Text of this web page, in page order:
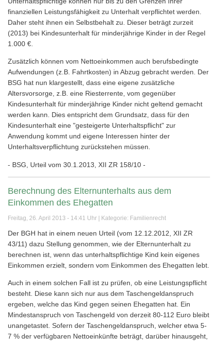
finanziellen Leistungsfähigkeit zu Unterhalt verpflichtet werden.
Daher steht ihnen ein Selbstbehalt zu. Dieser beträgt zurzeit
(2013) bei Kindesunterhalt für minderjährige Kinder in der Regel
1.000 €.
Zusätzlich können vom Nettoeinkommen auch berufsbedingte
Aufwendungen (z.B. Fahrtkosten) in Abzug gebracht werden. Der
BSG hat nun klargestellt, dass eine eigene zusätzliche
Altersvorsorge, z.B. eine Riesterrente, vom gegenüber
Kindesunterhalt für minderjährige Kinder nicht geltend gemacht
werden kann. Dies entspricht dem Grundsatz, dass für den
Kindesunterhalt eine "gesteigerte Unterhaltspflicht" zur
Anwendung kommt und eigene Interessen hinter der
Unterhaltsverpflichtung zurückstehen müssen.
- BSG, Urteil vom 30.1.2013, XII ZR 158/10 -
Berechnung des Elternunterhalts aus dem
Einkommen des Ehegatten
Freitag, 26. April 2013 - 14:41 Uhr | Kategorie: Familienrecht
Der BGH hat in einem neuen Urteil (vom 12.12.2012, XII ZR
43/11) dazu Stellung genommen, wie der Elternunterhalt zu
berechnen ist, wenn das unterhaltspflichtige Kind kein eigenes
Einkommen erzielt, sondern vom Einkommen des Ehegatten lebt.
Auch in einem solchen Fall ist zu prüfen, ob eine Leistungspflicht
besteht. Diese kann sich nur aus dem Taschengeldanspruch
ergeben, welche das Kind gegen seinen Ehegatten hat. Ein
Mindestanspruch von Taschengeld von derzeit 80-112 Euro bleibt
unangetastet. Sofern der Taschengeldanspruch, welcher etwa 5-
7 % der verfügbaren Nettoeinkünfte beträgt, darüber hinausgeht,